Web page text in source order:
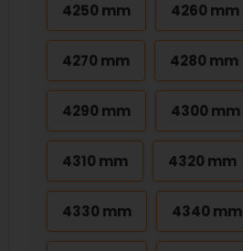
4250 mm 4260 mm
4270 mm 4280 mm
4290 mm 4300 mm
4310 mm 4320 mm
4330 mm 4340 mm